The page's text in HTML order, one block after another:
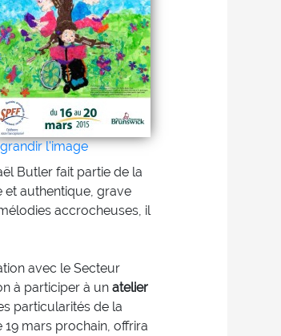
l'image
Butler fait partie de la
et authentique, grave
accrocheuses, il
avec le Secteur
à participer à un atelier
particularités de la
mars prochain, offrira